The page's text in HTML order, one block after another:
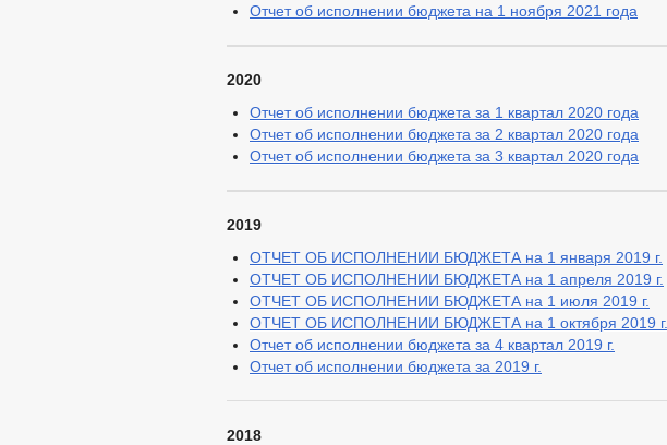
Отчет об исполнении бюджета на 1 ноября 2021 года
2020
Отчет об исполнении бюджета за 1 квартал 2020 года
Отчет об исполнении бюджета за 2 квартал 2020 года
Отчет об исполнении бюджета за 3 квартал 2020 года
2019
ОТЧЕТ ОБ ИСПОЛНЕНИИ БЮДЖЕТА на 1 января 2019 г.
ОТЧЕТ ОБ ИСПОЛНЕНИИ БЮДЖЕТА на 1 апреля 2019 г.
ОТЧЕТ ОБ ИСПОЛНЕНИИ БЮДЖЕТА на 1 июля 2019 г.
ОТЧЕТ ОБ ИСПОЛНЕНИИ БЮДЖЕТА на 1 октября 2019 г.
Отчет об исполнении бюджета за 4 квартал 2019 г.
Отчет об исполнении бюджета за 2019 г.
2018